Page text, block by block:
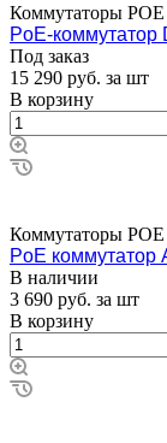
Коммутаторы POE
PoE-коммутатор
Под заказ
15 290 руб. за шт
В корзину
Коммутаторы POE
PoE коммутатор
В наличии
3 690 руб. за шт
В корзину